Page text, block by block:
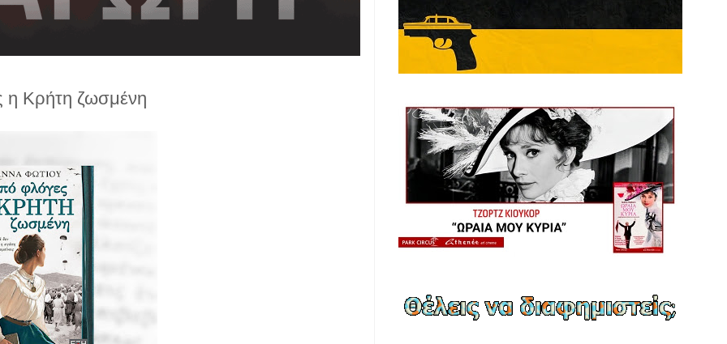
η Κρήτη ζωσμένη